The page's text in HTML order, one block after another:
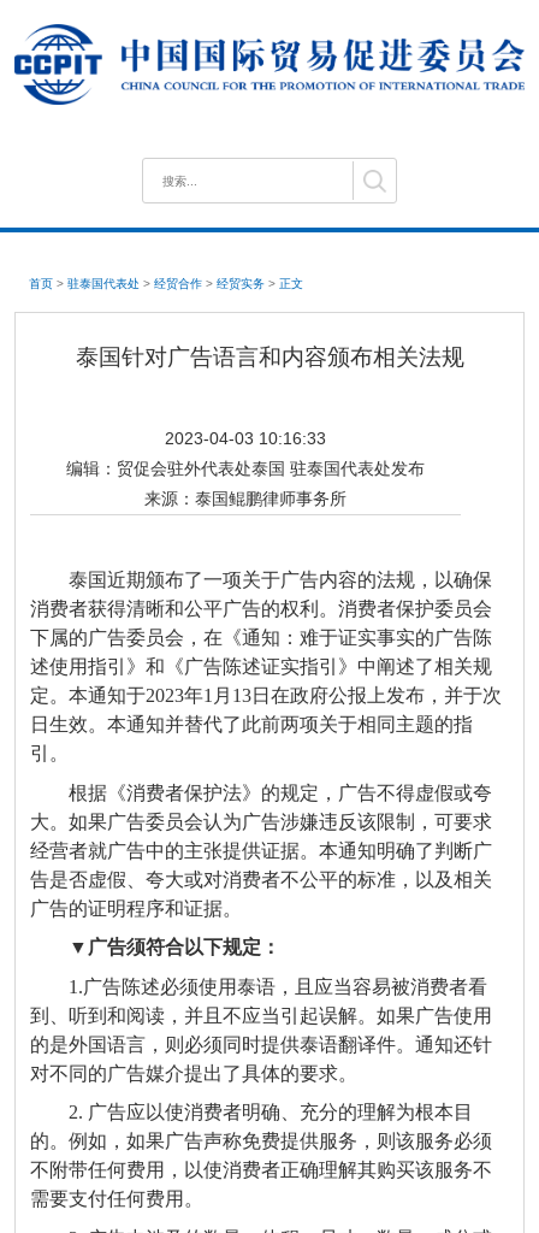
首页 > 驻泰国代表处 > 经贸合作 > 经贸实务 > 正文
泰国针对广告语言和内容颁布相关法规
2023-04-03 10:16:33
编辑： 贸促会驻外代表处泰国 驻泰国代表处发布
来源： 泰国鲲鹏律师事务所
泰国近期颁布了一项关于广告内容的法规，以确保
消费者获得清晰和公平广告的权利。消费者保护委员会
下属的广告委员会，在《通知：难于证实事实的广告陈
述使用指引》和《广告陈述证实指引》中阐述了相关规
定。本通知于2023年1月13日在政府公报上发布，并于次
日生效。本通知并替代了此前两项关于相同主题的指
引。
根据《消费者保护法》的规定，广告不得虚假或夸
大。如果广告委员会认为广告涉嫌违反该限制，可要求
经营者就广告中的主张提供证据。本通知明确了判断广
告是否虚假、夸大或对消费者不公平的标准，以及相关
广告的证明程序和证据。
▼广告须符合以下规定：
1.广告陈述必须使用泰语，且应当容易被消费者看
到、听到和阅读，并且不应当引起误解。如果广告使用
的是外国语言，则必须同时提供泰语翻译件。通知还针
对不同的广告媒介提出了具体的要求。
2. 广告应以使消费者明确、充分的理解为根本目
的。例如，如果广告声称免费提供服务，则该服务必须
不附带任何费用，以使消费者正确理解其购买该服务不
需要支付任何费用。